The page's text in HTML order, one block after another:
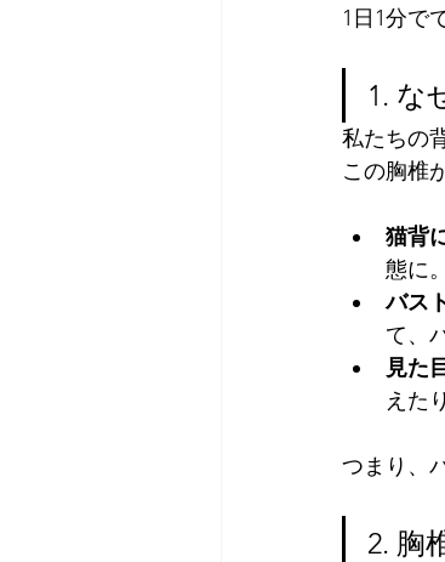
1日1分で
1. な
私たちの
この胸椎
猫背
態に。
バス
て、
見た
えた
つまり、
2. 胸